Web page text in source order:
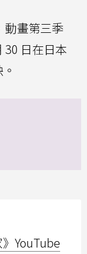
動畫第三季
30 日在日本
YouTube